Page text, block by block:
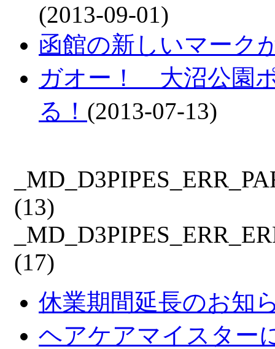
(2013-09-01)
函館の新しいマー
ガオー！ 大沼公園
る！ (2013-07-13)
(13)
(17)
休業期間延長のお知
ヘアケアマイスター